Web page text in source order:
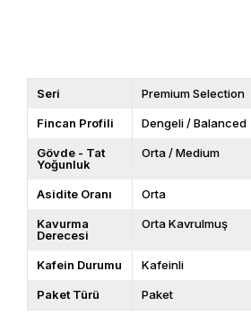
Seri Premium Selection
Fincan Profili Dengeli / Balanced
Gövde - Tat
Yoğunluk
Orta / Medium
Asidite Oranı Orta
Kavurma
Derecesi
Orta Kavrulmuş
Kafein Durumu Kafeinli
Paket Türü Paket